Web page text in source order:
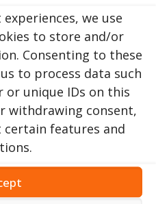
we use
to store and/or
Consenting to these
to process data such
or unique IDs on this
withdrawing consent,
certain features and